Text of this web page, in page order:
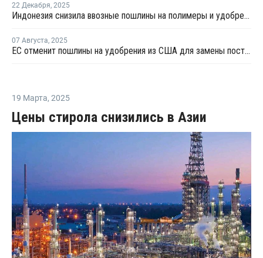
22 Декабря, 2025
Индонезия снизила ввозные пошлины на полимеры и удобрения из ЕАЭС
07 Августа, 2025
ЕС отменит пошлины на удобрения из США для замены поставок из РФ
19 Марта, 2025
Цены стирола снизились в Азии